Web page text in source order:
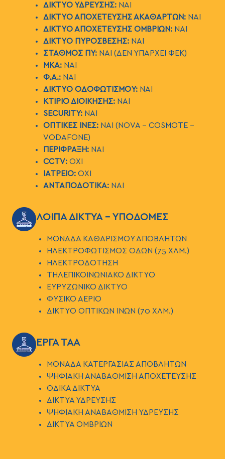
ΔΙΚΤΥΟ ΥΔΡΕΥΣΗΣ: ΝΑΙ
ΔΙΚΤΥΟ ΑΠΟΧΕΤΕΥΣΗΣ ΑΚΑΘΑΡΤΩΝ: ΝΑΙ
ΔΙΚΤΥΟ ΑΠΟΧΕΤΕΥΣΗΣ ΟΜΒΡΙΩΝ:ΝΑΙ
ΔΙΚΤΥΟ ΠΥΡΟΣΒΕΣΗΣ: ΝΑΙ
ΣΤΑΘΜΟΣ ΠΥ:ΝΑΙ (ΔΕΝ ΥΠAΡΧΕΙ ΦΕΚ)
ΜΚΑ: ΝΑΙ
Φ.Α.: ΝΑΙ
ΔΙΚΤΥΟ ΟΔΟΦΩΤΙΣΜΟΥ:ΝΑΙ
ΚΤΙΡΙΟ ΔΙΟΙΚΗΣΗΣ:ΝΑΙ
SECURITY: ΝΑΙ
ΟΠΤΙΚΕΣ ΙΝΕΣ:ΝΑΙ (ΝOVA– COSMOTE-
VODAFONE)
ΠΕΡΙΦΡΑΞΗ: NAI
CCTV: ΟΧΙ
ΙΑΤΡΕΙΟ: ΟΧΙ
ΑΝΤΑΠΟΔΟΤΙΚΑ: ΝΑΙ
ΕΙΚΟΝΑΛΟΙΠΑ ΔΙΚΤΥΑ - ΥΠΟΔΟΜΕΣ
ΜΟΝΑΔΑ ΚΑΘΑΡΙΣΜΟΥ ΑΠΟΒΛΗΤΩΝ
ΗΛΕΚΤΡΟΦΩΤΙΣΜΟΣ ΟΔΩΝ (75 ΧΛΜ.)
ΗΛΕΚΤΡΟΔΟΤΗΣΗ
ΤΗΛΕΠΙΚΟΙΝΩΝΙΑΚΟ ΔΙΚΤΥΟ
ΕΥΡΥΖΩΝΙΚΟ ΔΙΚΤΥΟ
ΦΥΣΙΚΟ ΑΕΡΙΟ
ΔΙΚΤΥΟ ΟΠΤΙΚΩΝ ΙΝΩΝ (70 ΧΛΜ.)
ΕΙΚΟΝΑΕΡΓΑ ΤΑΑ
ΜΟΝΑΔΑ ΚΑΤΕΡΓΑΣΙΑΣ ΑΠΟΒΛΗΤΩΝ
ΨΗΦΙΑΚΗ ΑΝΑΒΑΘΜΙΣΗ ΑΠΟΧΕΤΕΥΣΗΣ
ΟΔΙΚΑ ΔΙΚΤΥΑ
ΔΙΚΤΥΑ ΥΔΡΕΥΣΗΣ
ΨΗΦΙΑΚΗ ΑΝΑΒΑΘΜΙΣΗ ΥΔΡΕΥΣΗΣ
ΔΙΚΤΥΑ ΟΜΒΡΙΩΝ